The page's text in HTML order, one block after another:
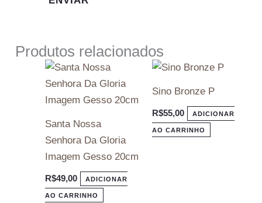
Produtos relacionados
Santa Nossa
Senhora Da Gloria
Imagem Gesso 20cm
R$49,00 ADICIONAR
AO CARRINHO
Sino Bronze P
R$55,00 ADICIONAR
AO CARRINHO